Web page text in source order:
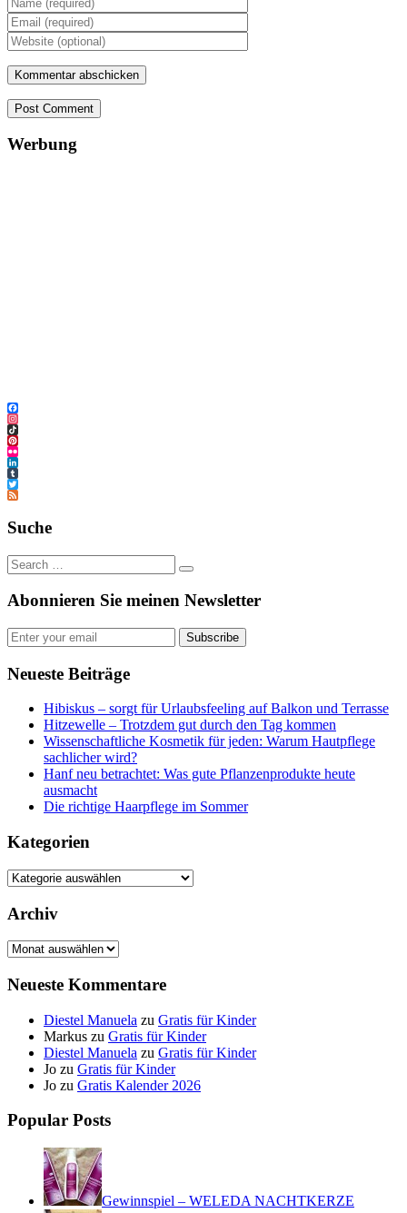
Post Comment
Werbung
Facebook
Instagram
TikTok
Pinterest
Flickr
LinkedIn
Tumblr
Twitter
Feed
Suche
Abonnieren Sie meinen Newsletter
Subscribe
Neueste Beiträge
Hibiskus – sorgt für Urlaubsfeeling auf Balkon und Terrasse
Hitzewelle – Trotzdem gut durch den Tag kommen
Wissenschaftliche Kosmetik für jeden: Warum Hautpflege
sachlicher wird?
Hanf neu betrachtet: Was gute Pflanzenprodukte heute
ausmacht
Die richtige Haarpflege im Sommer
Kategorien
Kategorien
Archiv
Archiv
Neueste Kommentare
Diestel Manuela zu Gratis für Kinder
Markus zu Gratis für Kinder
Diestel Manuela zu Gratis für Kinder
Jo zu Gratis für Kinder
Jo zu Gratis Kalender 2026
Popular Posts
Gewinnspiel – WELEDA NACHTKERZE